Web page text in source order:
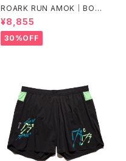
ROARK RUN AMOK｜BOM
MER 2.0 7" Col.CHAPARRA
L
¥8,855
30%OFF